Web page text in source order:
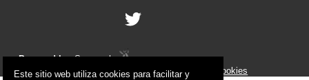
Powered by:Superweb
Aviso Legal-Política de Privacidad-Política de Cookies
Este sitio web utiliza cookies para facilitar y